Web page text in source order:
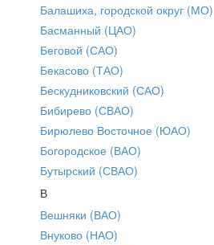
Балашиха, городской округ (МО)
Басманный (ЦАО)
Беговой (САО)
Бекасово (ТАО)
Бескудниковский (САО)
Бибирево (СВАО)
Бирюлево Восточное (ЮАО)
Богородское (ВАО)
Бутырский (СВАО)
В
Вешняки (ВАО)
Внуково (НАО)